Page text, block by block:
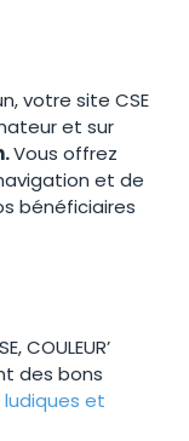
votre site CSE
et sur
Vous offrez
et de
bénéficiaires
COULEUR’
des bons
ludiques et